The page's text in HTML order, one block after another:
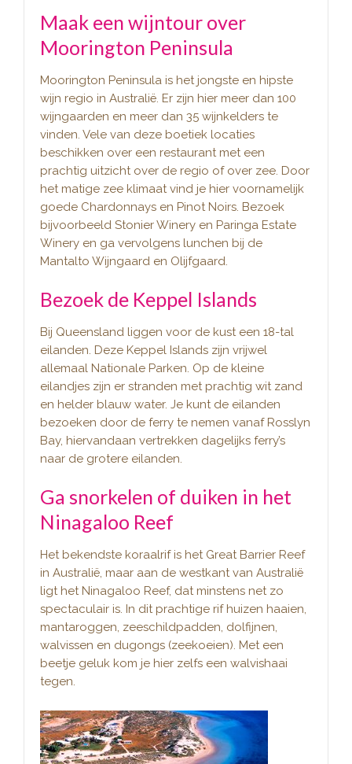
Maak een wijntour over
Moorington Peninsula
Moorington Peninsula is het jongste en hipste
wijn regio in Australië. Er zijn hier meer dan 100
wijngaarden en meer dan 35 wijnkelders te
vinden. Vele van deze boetiek locaties
beschikken over een restaurant met een
prachtig uitzicht over de regio of over zee. Door
het matige zee klimaat vind je hier voornamelijk
goede Chardonnays en Pinot Noirs. Bezoek
bijvoorbeeld Stonier Winery en Paringa Estate
Winery en ga vervolgens lunchen bij de
Mantalto Wijngaard en Olijfgaard.
Bezoek de Keppel Islands
Bij Queensland liggen voor de kust een 18-tal
eilanden. Deze Keppel Islands zijn vrijwel
allemaal Nationale Parken. Op de kleine
eilandjes zijn er stranden met prachtig wit zand
en helder blauw water. Je kunt de eilanden
bezoeken door de ferry te nemen vanaf Rosslyn
Bay, hiervandaan vertrekken dagelijks ferry’s
naar de grotere eilanden.
Ga snorkelen of duiken in het
Ninagaloo Reef
Het bekendste koraalrif is het Great Barrier Reef
in Australië, maar aan de westkant van Australië
ligt het Ninagaloo Reef, dat minstens net zo
spectaculair is. In dit prachtige rif huizen haaien,
mantaroggen, zeeschildpadden, dolfijnen,
walvissen en dugongs (zeekoeien). Met een
beetje geluk kom je hier zelfs een walvishaai
tegen.